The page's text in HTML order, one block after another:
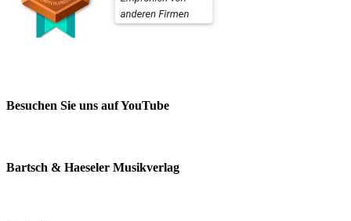
Besuchen Sie uns auf YouTube
Bartsch & Haeseler Musikverlag